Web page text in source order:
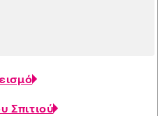
Σπιτιού